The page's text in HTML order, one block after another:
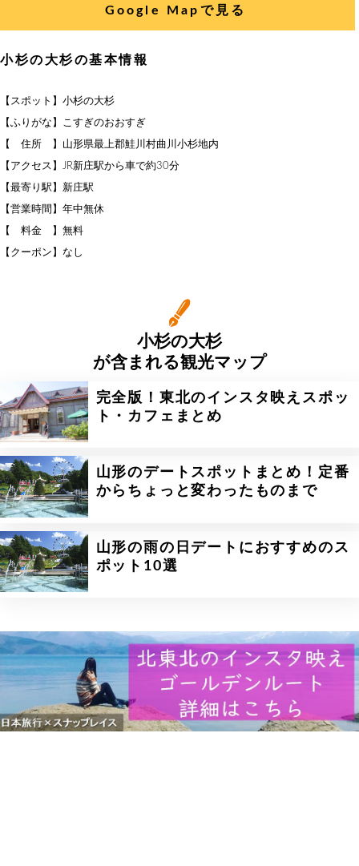
Google Mapで見る
小杉の大杉の基本情報
【スポット】小杉の大杉
【ふりがな】こすぎのおおすぎ
【 住所 】山形県最上郡鮭川村曲川小杉地内
【アクセス】JR新庄駅から車で約30分
【最寄り駅】新庄駅
【営業時間】年中無休
【 料金 】無料
【クーポン】なし
小杉の大杉
が含まれる観光マップ
完全版！東北のインスタ映えスポッ
ト・カフェまとめ
山形のデートスポットまとめ！定番
からちょっと変わったものまで
山形の雨の日デートにおすすめのス
ポット10選